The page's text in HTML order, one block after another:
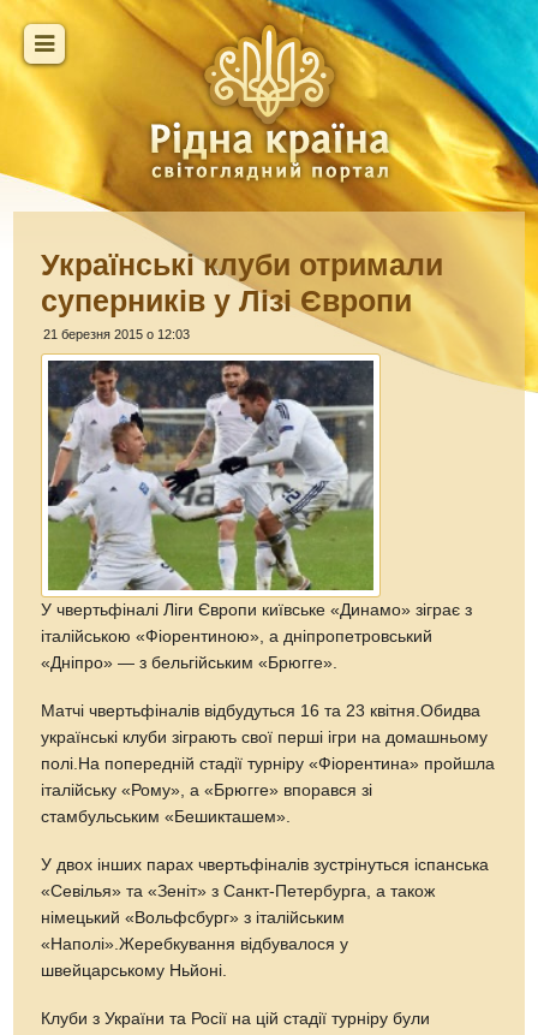
Українські клуби отримали
суперників у Лізі Європи
21 березня 2015 о 12:03
У чвертьфіналі Ліги Європи київське «Динамо» зіграє з
італійською «Фіорентиною», а дніпропетровський
«Дніпро» — з бельгійським «Брюгге».
Матчі чвертьфіналів відбудуться 16 та 23 квітня.Обидва
українські клуби зіграють свої перші ігри на домашньому
полі.На попередній стадії турніру «Фіорентина» пройшла
італійську «Рому», а «Брюгге» впорався зі
стамбульським «Бешикташем».
У двох інших парах чвертьфіналів зустрінуться іспанська
«Севілья» та «Зеніт» з Санкт-Петербурга, а також
німецький «Вольфсбург» з італійським
«Наполі».Жеребкування відбувалося у
швейцарському Ньйоні.
Клуби з України та Росії на цій стадії турніру були